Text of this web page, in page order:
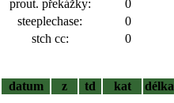
prout. překážky:
0
steeplechase:
0
stch cc:
0
datum
z td kat délka